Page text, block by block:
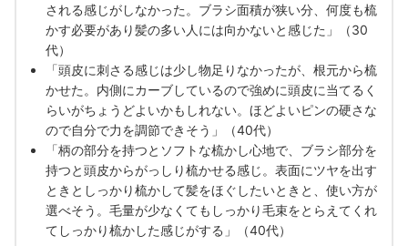
される感じがしなかった。 ブラシ面積が狭い分、何度も梳
かす必要があり髪の多い人には向かないと感じた」（30
代）
「頭皮に刺さる感じは少し物足りなかったが、根元から梳
かせた。内側にカーブしているので強めに頭皮に当てるく
らいがちょうどよいかもしれない。ほどよいピンの硬さな
ので自分で力を調節できそう」（40代）
「柄の部分を持つとソフトな梳かし心地で、ブラシ部分を
持つと頭皮からがっしり梳かせる感じ。表面にツヤを出す
ときとしっかり梳かして髪をほぐしたいときと、使い方が
選べそう。毛量が少なくてもしっかり毛束をとらえてくれ
てしっかり梳かした感じがする」（40代）